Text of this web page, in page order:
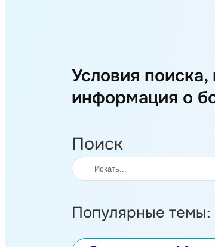
Условия
информация о
Поиск
Популярные темы: